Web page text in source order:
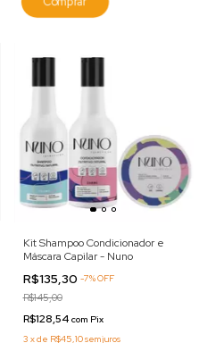
Kit Shampoo Condicionador e
Máscara Capilar - Nuno
R$135,30 -7%OFF
R$145,00
R$128,54 com Pix
3 xde R$45,10sem juros